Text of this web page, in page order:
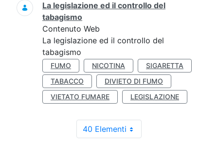
La legislazione ed il controllo del
tabagismo
Contenuto Web
La legislazione ed il controllo del
tabagismo
FUMO NICOTINA
SIGARETTA
TABACCO
DIVIETO DI FUMO
VIETATO FUMARE
LEGISLAZIONE
40 Elementi